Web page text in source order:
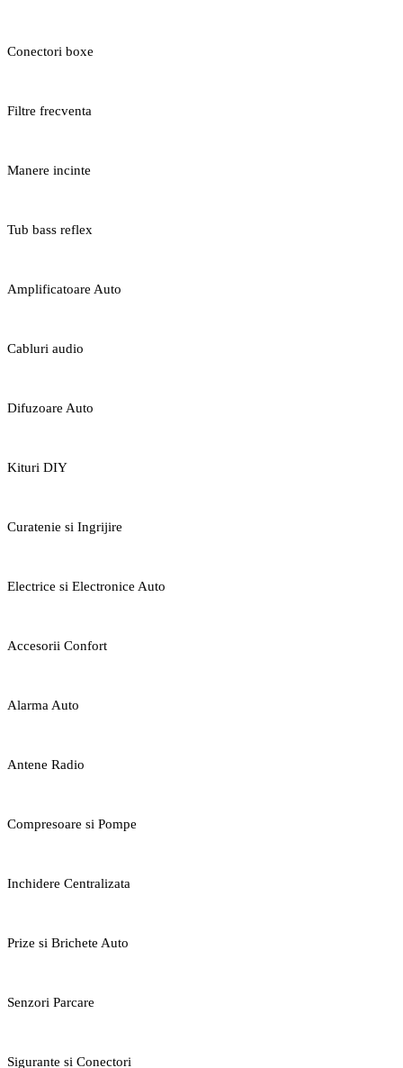
Conectori boxe
Filtre frecventa
Manere incinte
Tub bass reflex
Amplificatoare Auto
Cabluri audio
Difuzoare Auto
Kituri DIY
Curatenie si Ingrijire
Electrice si Electronice Auto
Accesorii Confort
Alarma Auto
Antene Radio
Compresoare si Pompe
Inchidere Centralizata
Prize si Brichete Auto
Senzori Parcare
Sigurante si Conectori